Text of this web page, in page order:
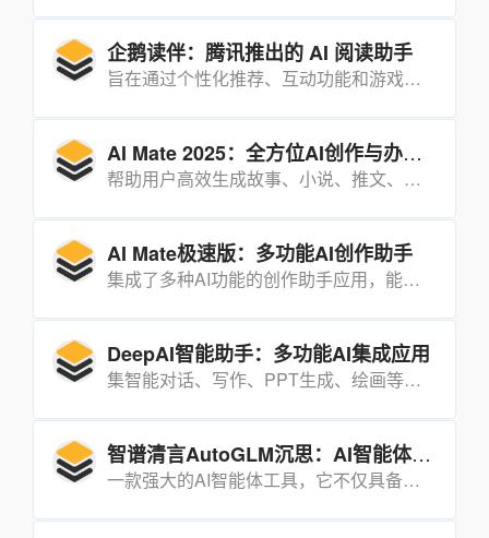
企鹅读伴：腾讯推出的 AI 阅读助手
旨在通过个性化推荐、互动功能和游戏化激励等方式，激发学生的阅读兴趣，提升阅读能力和核心素养。
AI Mate 2025：全方位AI创作与办公助手
帮助用户高效生成故事、小说、推文、视频脚本、艺术图片、音乐等多种内容，同时支持文案创作、改写、润色、翻译、PPT制作等功能，满足内容创作者、职场人士和普通用户的多样化需求。
AI Mate极速版：多功能AI创作助手
集成了多种AI功能的创作助手应用，能够帮助用户快速生成故事、小说、推文、视频、艺术图片、音乐等多种内容，同时支持文案创作、改写、润色、翻译等功能，满足不同用户的多样化创作需求。
DeepAI智能助手：多功能AI集成应用
集智能对话、写作、PPT生成、绘画等多种功能于一体的AI应用，能够为用户提供高效、便捷的智能化服务，广泛应用于学习、工作和生活场景。
智谱清言AutoGLM沉思：AI智能体的深度研究与操作利器
一款强大的AI智能体工具，它不仅具备深度研究能力，还能实现实际操作，真正推动AI Agent进入“边想边干”的阶段。